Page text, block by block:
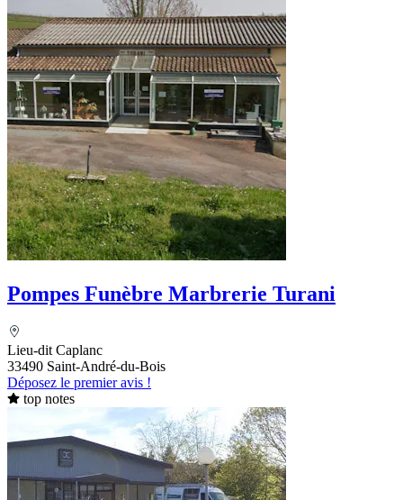
Pompes Funèbre Marbrerie Turani
Lieu-dit Caplanc
33490 Saint-André-du-Bois
Déposez le premier avis !
top notes